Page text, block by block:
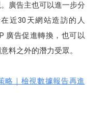
廣告主也可以進一步分
近30天網站造訪的人
廣告促進轉換，也可以
料之外的潛力受眾。
略｜檢視數據報告再進